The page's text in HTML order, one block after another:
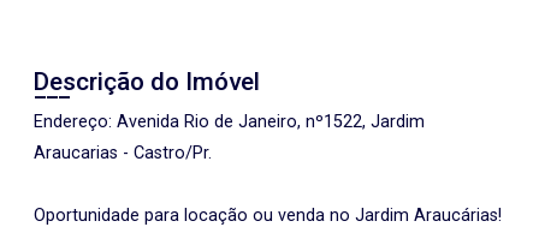
Descrição do Imóvel
Endereço: Avenida Rio de Janeiro, nº1522, Jardim
Araucarias - Castro/Pr.
Oportunidade para locação ou venda no Jardim Araucárias!